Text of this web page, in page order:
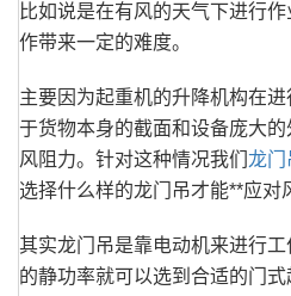
比如说是在有风的天气下进行
作带来一定的难度。
主要因为起重机的升降机构在
于货物本身的截面和设备庞大
风阻力。针对这种情况我们 龙门
选择什么样的龙门吊才能**应对
其实龙门吊是靠电动机来进行
的静功率就可以选到合适的门